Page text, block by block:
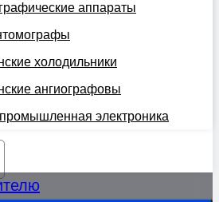
аппараты
холодильники
ангиографовы
электроника